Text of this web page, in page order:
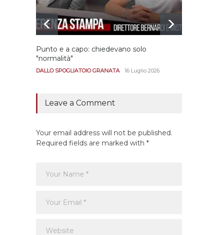
Punto e a capo: chiedevano solo
"normalità"
DALLO SPOGLIATOIO GRANATA 16 Luglio 2026
Leave a Comment
Your email address will not be published.
Required fields are marked with *